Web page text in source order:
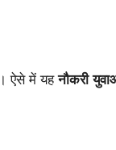
ऐसे में यहनौकरी